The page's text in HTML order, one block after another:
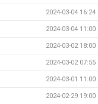
2024-03-04 16:24
2024-03-04 11:00
2024-03-02 18:00
2024-03-02 07:55
2024-03-01 11:00
2024-02-29 19:00